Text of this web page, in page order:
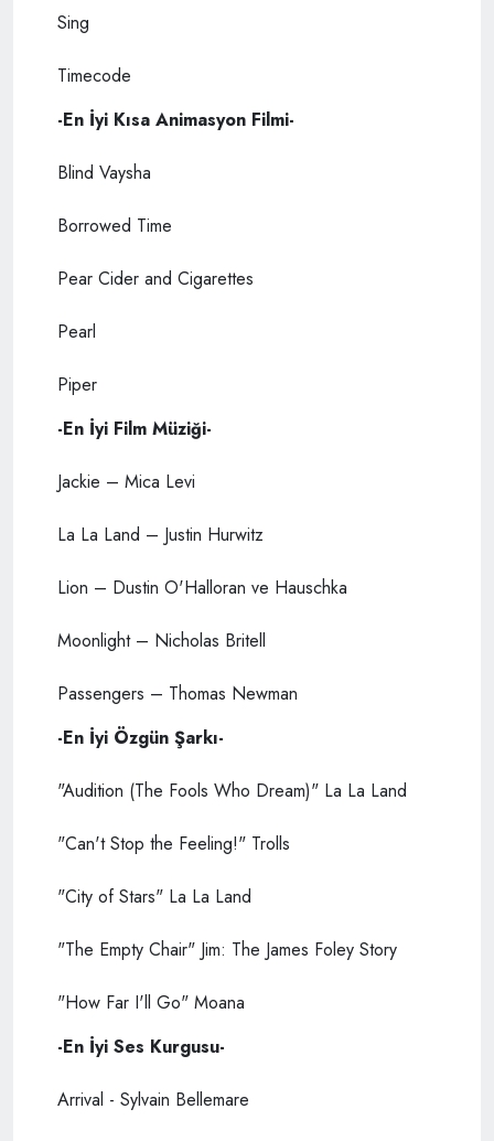
Sing
Timecode
-En İyi Kısa Animasyon Filmi-
Blind Vaysha
Borrowed Time
Pear Cider and Cigarettes
Pearl
Piper
-En İyi Film Müziği-
Jackie – Mica Levi
La La Land – Justin Hurwitz
Lion – Dustin O'Halloran ve Hauschka
Moonlight – Nicholas Britell
Passengers – Thomas Newman
-En İyi Özgün Şarkı-
"Audition (The Fools Who Dream)" La La Land
"Can't Stop the Feeling!" Trolls
"City of Stars" La La Land
"The Empty Chair" Jim: The James Foley Story
"How Far I'll Go" Moana
-En İyi Ses Kurgusu-
Arrival - Sylvain Bellemare